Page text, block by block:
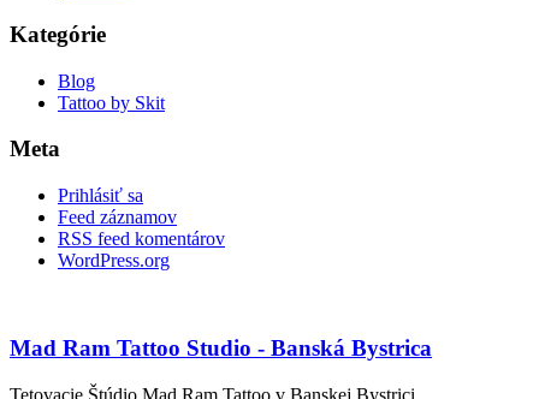
Kategórie
Blog
Tattoo by Skit
Meta
Prihlásiť sa
Feed záznamov
RSS feed komentárov
WordPress.org
Mad Ram Tattoo Studio - Banská Bystrica
Tetovacie Štúdio Mad Ram Tattoo v Banskej Bystrici